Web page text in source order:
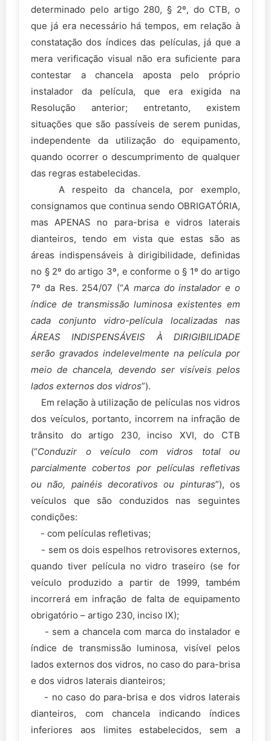
determinado pelo artigo 280, § 2º, do CTB, o
que já era necessário há tempos, em relação à
constatação dos índices das películas, já que a
mera verificação visual não era suficiente para
contestar a chancela aposta pelo próprio
instalador da película, que era exigida na
Resolução anterior; entretanto, existem
situações que são passíveis de serem punidas,
independente da utilização do equipamento,
quando ocorrer o descumprimento de qualquer
das regras estabelecidas.
A respeito da chancela, por exemplo,
consignamos que continua sendo OBRIGATÓRIA,
mas APENAS no para-brisa e vidros laterais
dianteiros, tendo em vista que estas são as
áreas indispensáveis à dirigibilidade, definidas
no § 2º do artigo 3º, e conforme o § 1º do artigo
7º da Res. 254/07 (“A marca do instalador e o
índice de transmissão luminosa existentes em
cada conjunto vidro-película localizadas nas
ÁREAS INDISPENSÁVEIS À DIRIGIBILIDADE
serão gravados indelevelmente na película por
meio de chancela, devendo ser visíveis pelos
lados externos dos vidros”).
Em relação à utilização de películas nos vidros
dos veículos, portanto, incorrem na infração de
trânsito do artigo 230, inciso XVI, do CTB
(“Conduzir o veículo com vidros total ou
parcialmente cobertos por películas refletivas
ou não, painéis decorativos ou pinturas”), os
veículos que são conduzidos nas seguintes
condições:
- com películas refletivas;
- sem os dois espelhos retrovisores externos,
quando tiver película no vidro traseiro (se for
veículo produzido a partir de 1999, também
incorrerá em infração de falta de equipamento
obrigatório – artigo 230, inciso IX);
- sem a chancela com marca do instalador e
índice de transmissão luminosa, visível pelos
lados externos dos vidros, no caso do para-brisa
e dos vidros laterais dianteiros;
- no caso do para-brisa e dos vidros laterais
dianteiros, com chancela indicando índices
inferiores aos limites estabelecidos, sem a